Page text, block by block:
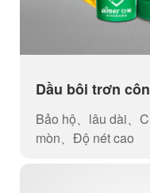
Dầu bôi trơn
Bảo hộ、lâu dài、
mòn、Độ nét cao